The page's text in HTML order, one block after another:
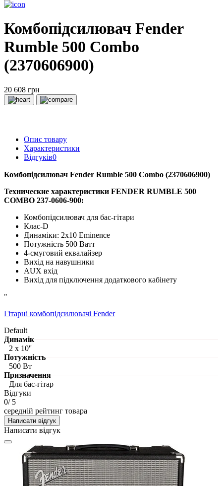
Комбопідсилювач Fender
Rumble 500 Combo
(2370606900)
20 608 грн
Опис товару
Характеристики
Відгуків0
Комбопідсилювач Fender Rumble 500 Combo (2370606900)
Технические характеристики FENDER RUMBLE 500
COMBO 237-0606-900:
Комбопідсилювач для бас-гітари
Клас-D
Динаміки: 2х10 Eminence
Потужність 500 Ватт
4-смуговий еквалайзер
Вихід на навушники
AUX вхід
Вихід для підключення додаткового кабінету
"
Гітарні комбопідсилювачі Fender
Default
Динамік
2 x 10''
Потужність
500 Вт
Призначення
Для бас-гітар
Відгуки
0/ 5
середній рейтинг товара
Написати відгук
Написати відгук